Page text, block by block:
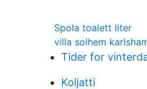
Spola toalett liter
villa solhem
Tider for
Koljatti